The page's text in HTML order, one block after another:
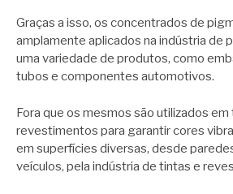
Graças a isso, os concentrados de
amplamente aplicados na indústria de
uma variedade de produtos, como
tubos e componentes automotivos.
Fora que os mesmos são utilizados em
revestimentos para garantir cores
em superfícies diversas, desde
veículos, pela indústria de tintas e